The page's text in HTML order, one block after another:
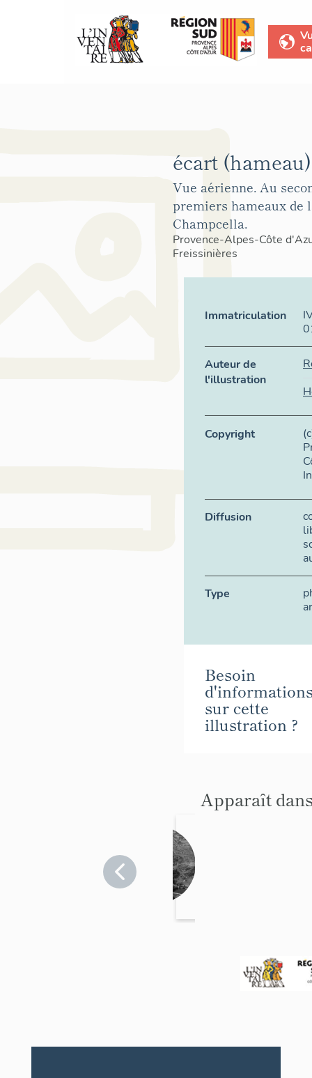
écart
Vue aérienne. Au
premiers hameaux de
Champcella.
Provence-Alpes-Côte
Freissinières
Immatriculation
Auteur de
l'illustration
Copyright
Diffusion
Type
Besoin
sur cette
illustration ?
Apparaît